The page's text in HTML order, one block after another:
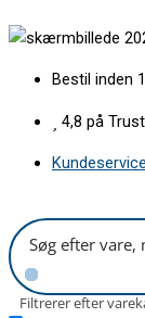
til
Bestil inden
4,8 på
Filtrerer efter
for
L410/H250mm
LOW
antal